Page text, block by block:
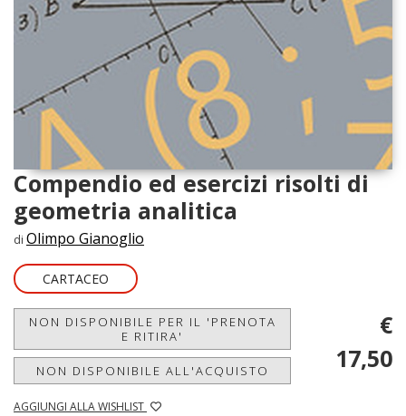
Compendio ed esercizi risolti di
geometria analitica
di Olimpo Gianoglio
CARTACEO
NON DISPONIBILE PER IL 'PRENOTA
E RITIRA'
NON DISPONIBILE ALL'ACQUISTO
AGGIUNGI ALLA WISHLIST
€
17,50